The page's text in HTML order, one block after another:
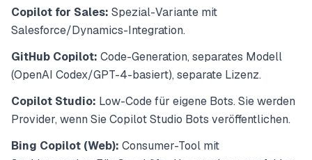
Copilot for Sales: Spezial-Variante mit
Salesforce/Dynamics-Integration.
GitHub Copilot: Code-Generation, separates Modell
(OpenAI Codex/GPT-4-basiert), separate Lizenz.
Copilot Studio: Low-Code für eigene Bots. Sie werden
Provider, wenn Sie Copilot Studio Bots veröffentlichen.
Bing Copilot (Web): Consumer-Tool mit